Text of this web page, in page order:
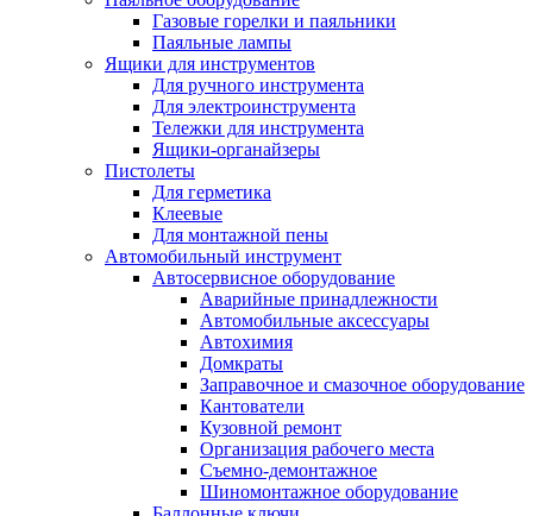
Газовые горелки и паяльники
Паяльные лампы
Ящики для инструментов
Для ручного инструмента
Для электроинструмента
Тележки для инструмента
Ящики-органайзеры
Пистолеты
Для герметика
Клеевые
Для монтажной пены
Автомобильный инструмент
Автосервисное оборудование
Аварийные принадлежности
Автомобильные аксессуары
Автохимия
Домкраты
Заправочное и смазочное оборудование
Кантователи
Кузовной ремонт
Организация рабочего места
Съемно-демонтажное
Шиномонтажное оборудование